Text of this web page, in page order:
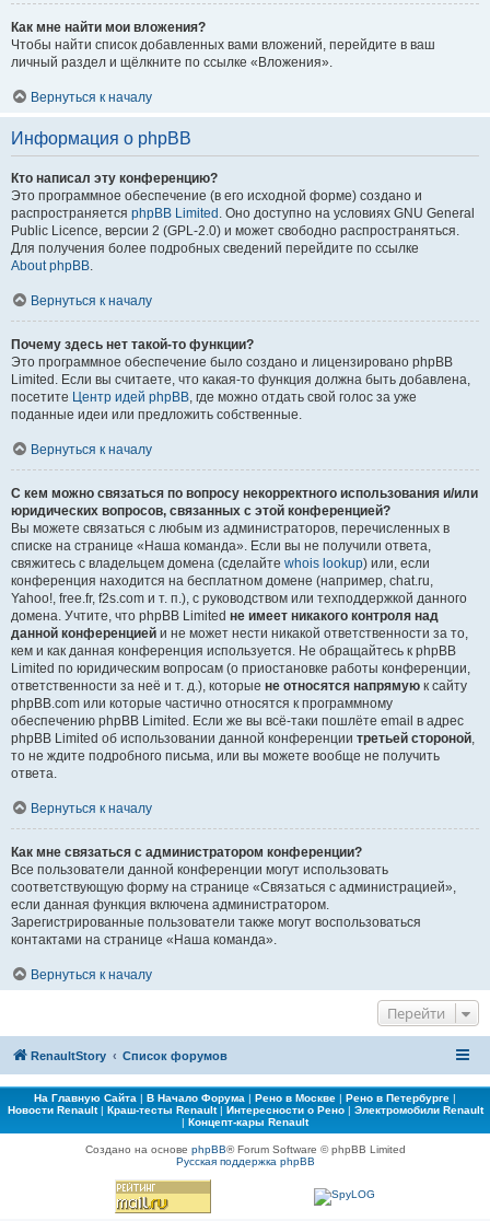
Как мне найти мои вложения?
Чтобы найти список добавленных вами вложений, перейдите в ваш
личный раздел и щёлкните по ссылке «Вложения».
Вернуться к началу
Информация о phpBB
Кто написал эту конференцию?
Это программное обеспечение (в его исходной форме) создано и
распространяется phpBB Limited . Оно доступно на условиях GNU General
Public Licence, версии 2 (GPL-2.0) и может свободно распространяться.
Для получения более подробных сведений перейдите по ссылке
About phpBB.
Вернуться к началу
Почему здесь нет такой-то функции?
Это программное обеспечение было создано и лицензировано phpBB
Limited. Если вы считаете, что какая-то функция должна быть добавлена,
посетите Центр идей phpBB, где можно отдать свой голос за уже
поданные идеи или предложить собственные.
Вернуться к началу
С кем можно связаться по вопросу некорректного использования и/или
юридических вопросов, связанных с этой конференцией?
Вы можете связаться с любым из администраторов, перечисленных в
списке на странице «Наша команда». Если вы не получили ответа,
свяжитесь с владельцем домена (сделайте whois lookup) или, если
конференция находится на бесплатном домене (например, chat.ru,
Yahoo!, free.fr, f2s.com и т. п.), с руководством или техподдержкой данного
домена. Учтите, что phpBB Limited не имеет никакого контроля над
данной конференцией и не может нести никакой ответственности за то,
кем и как данная конференция используется. Не обращайтесь к phpBB
Limited по юридическим вопросам (о приостановке работы конференции,
ответственности за неё и т. д.), которые не относятся напрямую к сайту
phpBB.com или которые частично относятся к программному
обеспечению phpBB Limited. Если же вы всё-таки пошлёте email в адрес
phpBB Limited об использовании данной конференции третьей стороной,
то не ждите подробного письма, или вы можете вообще не получить
ответа.
Вернуться к началу
Как мне связаться с администратором конференции?
Все пользователи данной конференции могут использовать
соответствующую форму на странице «Связаться с администрацией»,
если данная функция включена администратором.
Зарегистрированные пользователи также могут воспользоваться
контактами на странице «Наша команда».
Вернуться к началу
Перейти
RenaultStory Список форумов
На Главную Сайта | В Начало Форума | Рено в Москве | Рено в Петербурге |
Новости Renault| Краш-тесты Renault| Интересности о Рено| Электромобили Renault
| Концепт-кары Renault
Создано на основе phpBB® Forum Software © phpBB Limited
Русская поддержка phpBB